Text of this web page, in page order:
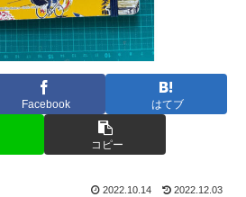
Facebook はてブ
コピー
2022.10.14 2022.12.03